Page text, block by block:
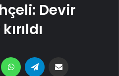
Devir
MessengerWhatsApp